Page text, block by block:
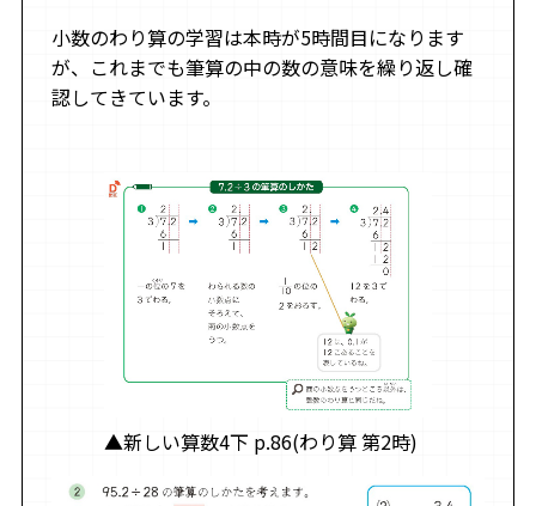
小数のわり算の学習は本時が5時間目になります
が、これまでも筆算の中の数の意味を繰り返し確
認してきています。
▲新しい算数4下 p.86(わり算 第2時)